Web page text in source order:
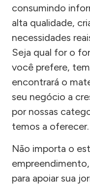
consumindo
alta qualidade,
necessidades
Seja qual for o
você prefere,
encontrará o
seu negócio a
por nossas
temos a oferecer.
Não importa o
para apoiar sua